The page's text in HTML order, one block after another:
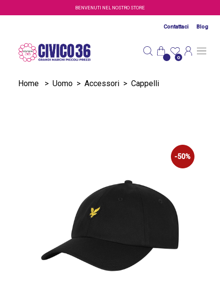
Salta al contenuto principaleBENVENUTI NEL NOSTRO STORE
Contattaci Blog
0
Home > Uomo > Accessori > Cappelli
-50%